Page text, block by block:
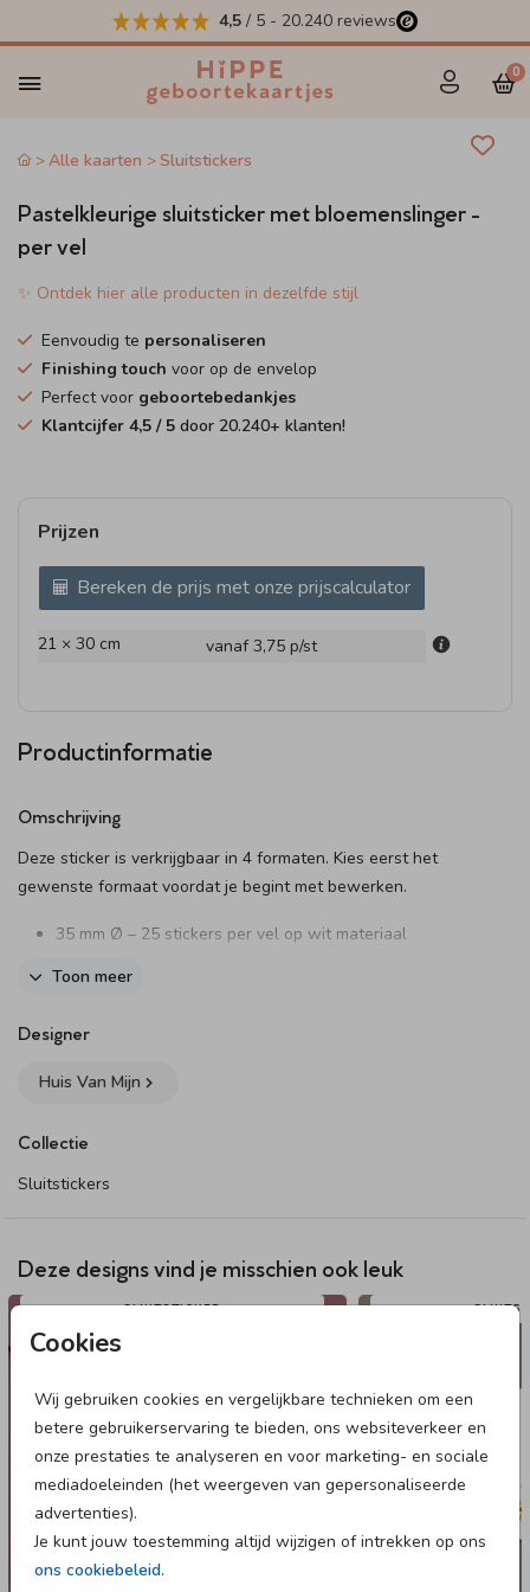
4,5 / 5 - 20.240 reviews
0
Cookies
Wij gebruiken cookies en vergelijkbare technieken om een
betere gebruikerservaring te bieden, ons websiteverkeer en
onze prestaties te analyseren en voor marketing- en sociale
mediadoeleinden (het weergeven van gepersonaliseerde
advertenties).
Je kunt jouw toestemming altijd wijzigen of intrekken op ons
ons cookiebeleid.
Alle kaarten Sluitstickers
Pastelkleurige sluitsticker met bloemenslinger -
per vel
✨ Ontdek hier alle producten in dezelfde stijl
Eenvoudig te personaliseren
Finishing touch voor op de envelop
Perfect voor geboortebedankjes
Klantcijfer 4,5 / 5 door 20.240+ klanten!
Prijzen
Bereken de prijs met onze prijscalculator
21 × 30 cm vanaf 3,75 p/st
Productinformatie
Omschrijving
Deze sticker is verkrijgbaar in 4 formaten. Kies eerst het
gewenste formaat voordat je begint met bewerken.
35 mm Ø – 25 stickers per vel op wit materiaal
59 mm Ø – 12 stickers per vel (optioneel met folie)
83 mm Ø – 6 stickers per vel (optioneel met folie)
bloemen als illustratie.
Dit product maakt onderdeel uit van
Toon meer
Designer
Huis Van Mijn
Collectie
Sluitstickers
Deze designs vind je misschien ook leuk
SLUITSTICKER